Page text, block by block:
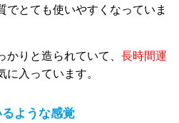
でとても使いやすくなっていま
りと造られていて、 長時間運
に入っています。
ような感覚